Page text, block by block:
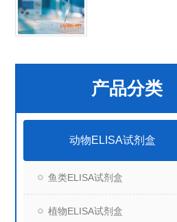
产品分类
动物ELISA试剂盒
鱼类ELISA试剂盒
植物ELISA试剂盒